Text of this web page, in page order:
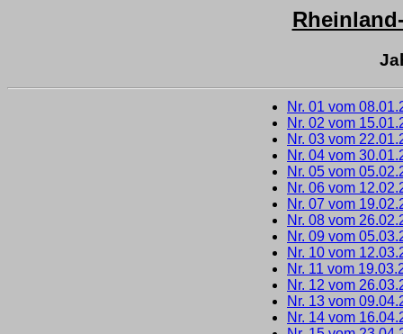
Nr. 01 vom
Nr. 02 vom
Nr. 03 vom
Nr. 04 vom
Nr. 05 vom
Nr. 06 vom
Nr. 07 vom
Nr. 08 vom
Nr. 09 vom
Nr. 10 vom
Nr. 11 vom
Nr. 12 vom
Nr. 13 vom
Nr. 14 vom